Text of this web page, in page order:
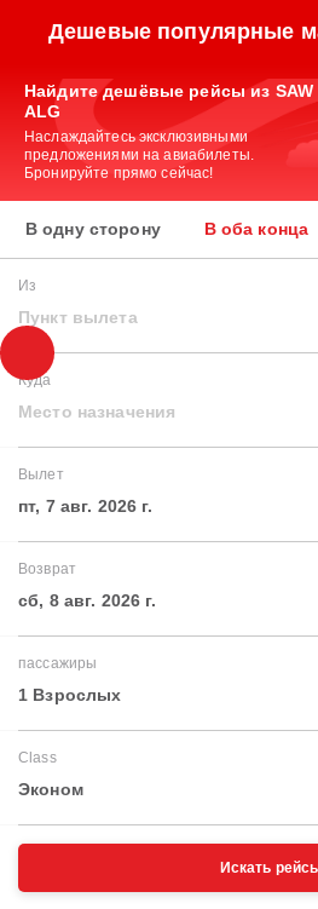
Дешевые популярные
Найдите дешёвые рейсы из SAW
ALG
Наслаждайтесь эксклюзивными
предложениями на авиабилеты.
Бронируйте прямо сейчас!
В одну сторону В оба конца
Из
Пункт вылета
Куда
Место назначения
Вылет
пт, 7 авг. 2026 г.
Возврат
сб, 8 авг. 2026 г.
пассажиры
1 Взрослых
Class
Эконом
Искать